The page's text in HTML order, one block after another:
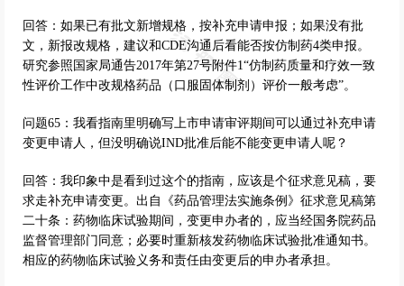
回答：如果已有批文新增规格，按补充申请申报；如果没有批
文，新报改规格，建议和CDE沟通后看能否按仿制药4类申报。
研究参照国家局通告2017年第27号附件1“仿制药质量和疗效一致
性评价工作中改规格药品（口服固体制剂）评价一般考虑”。
问题65：我看指南里明确写上市申请审评期间可以通过补充申请
变更申请人，但没明确说IND批准后能不能变更申请人呢？
回答：我印象中是看到过这个的指南，应该是个征求意见稿，要
求走补充申请变更。出自《药品管理法实施条例》征求意见稿第
二十条：药物临床试验期间，变更申办者的，应当经国务院药品
监督管理部门同意；必要时重新核发药物临床试验批准通知书。
相应的药物临床试验义务和责任由变更后的申办者承担。